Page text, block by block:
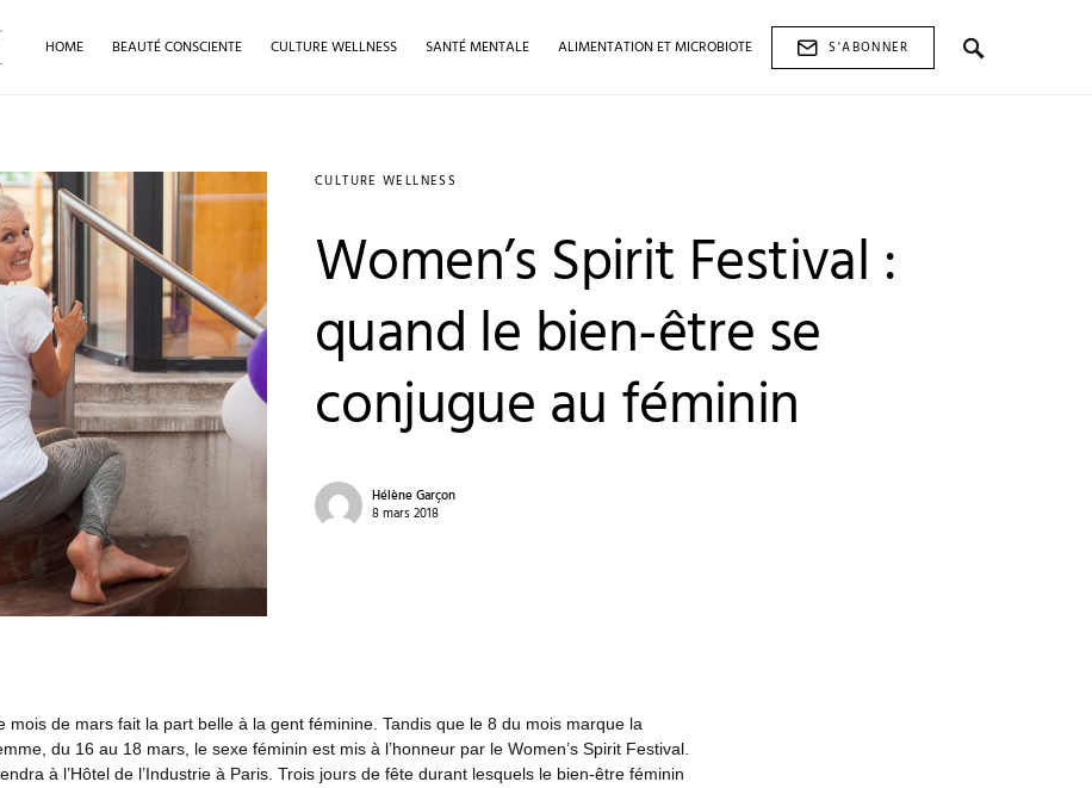
HOME BEAUTÉ CONSCIENTE CULTURE WELLNESS SANTÉ MENTALE ALIMENTATION ET MICROBIOTE
S'ABONNER
CULTURE WELLNESS
Women’s Spirit Festival :
quand le bien-être se
conjugue au féminin
Hélène Garçon
8 mars 2018
mois de mars fait la part belle à la gent féminine. Tandis que le 8 du mois marque la
du 16 au 18 mars, le sexe féminin est mis à l’honneur par le Women’s Spirit Festival.
à l’Hôtel de l’Industrie à Paris. Trois jours de fête durant lesquels le bien-être féminin